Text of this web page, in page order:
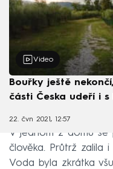
Video
Bouřky ještě
části Česka udeří i
22. čvn 2021, 12:57
V jednom z domů se
člověka. Průtrž zalila
Voda byla zkrátka